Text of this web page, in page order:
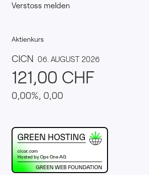
Verstoss melden
Aktienkurs
This website runs on green